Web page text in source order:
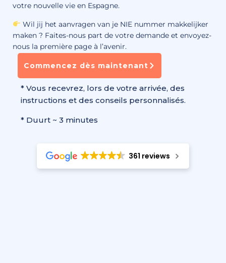
votre nouvelle vie en Espagne.
Wil jij het aanvragen van je NIE nummer makkelijker
maken ? Faites-nous part de votre demande et envoyez-
nous la première page à l’avenir.
Commencez dès maintenant
* Vous recevrez, lors de votre arrivée, des
instructions et des conseils personnalisés.
* Duurt ~ 3 minutes
361 reviews